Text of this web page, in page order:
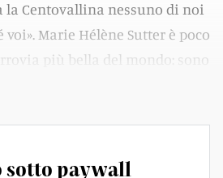
la Centovallina nessuno di noi
voi». Marie Hélène Sutter è poco
più bella del mondo: sono
sotto paywall